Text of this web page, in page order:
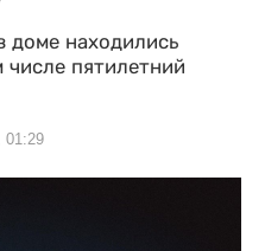
доме находились
числе пятилетний
01:29